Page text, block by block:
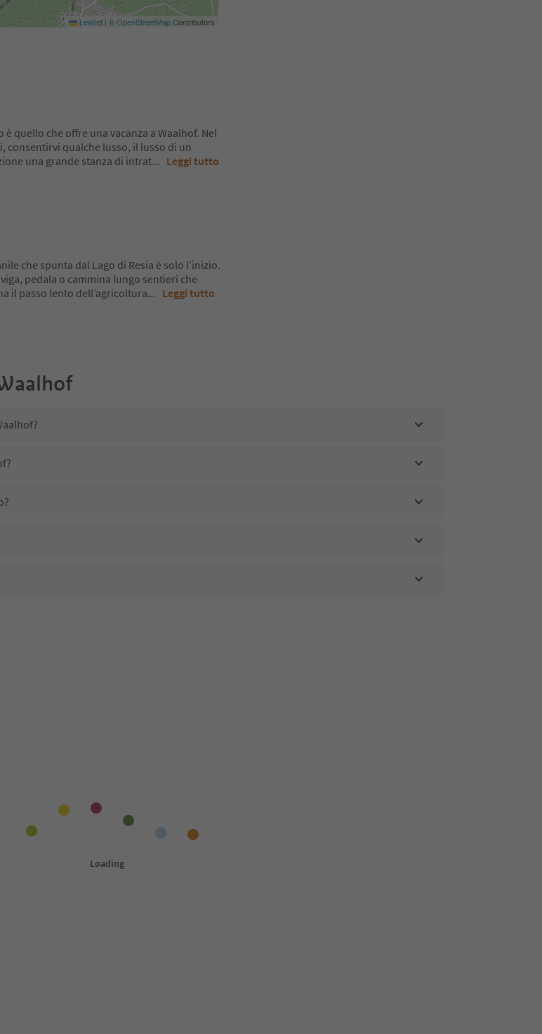
Leaflet | ©OpenStreetMapContributors
quello che offre una vacanza a Waalhof. Nel
qualche lusso, il lusso di un
una grande stanza di intrat... Leggi tutto
che spunta dal Lago di Resia è solo l’inizio.
pedala o cammina lungo sentieri che
il passo lento dell’agricoltura... Leggi tutto
Pass?